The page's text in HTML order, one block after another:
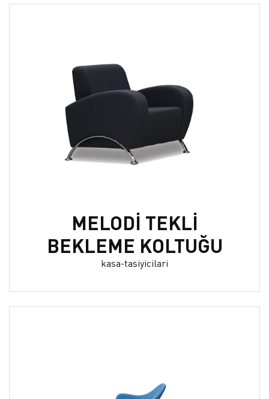
MELODİ TEKLİ
BEKLEME KOLTUĞU
kasa-tasiyicilari